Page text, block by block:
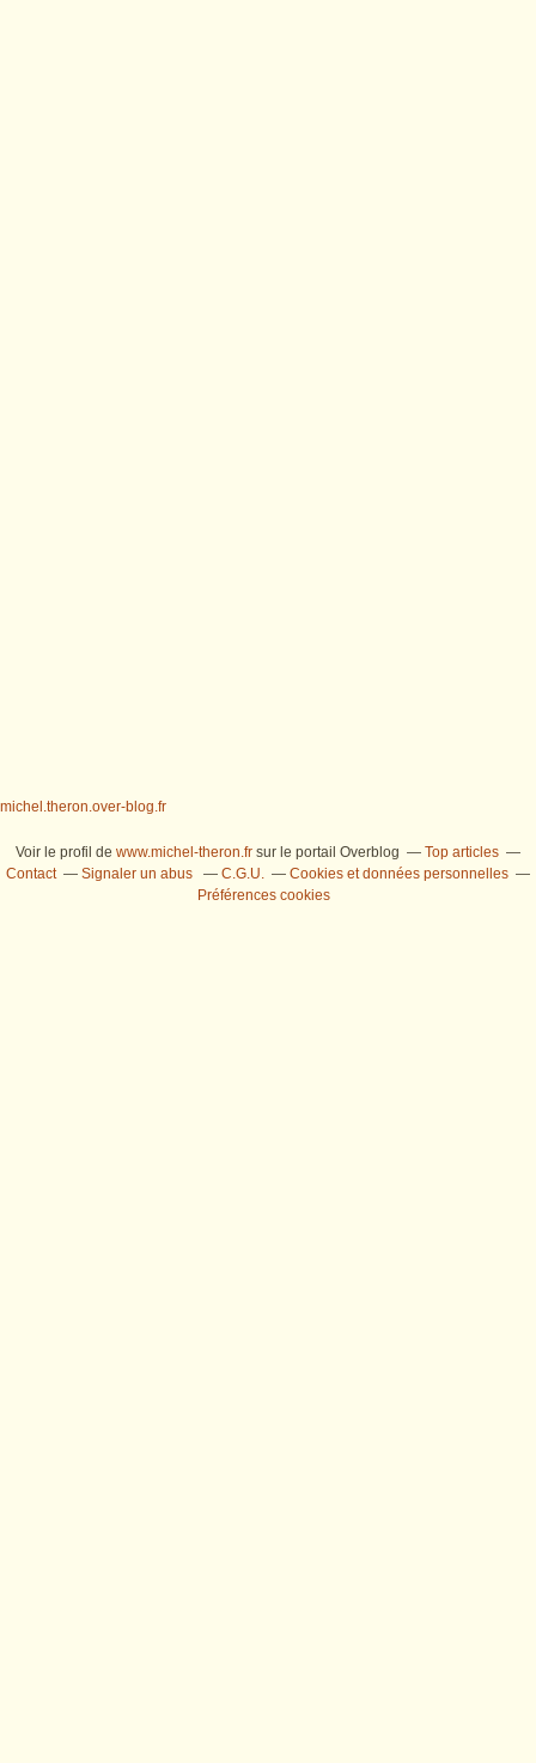
michel.theron.over-blog.fr
Voir le profil de www.michel-theron.fr sur le portail Overblog
Top articles
Contact
Signaler un abus C.G.U.
Cookies et données personnelles
Préférences cookies